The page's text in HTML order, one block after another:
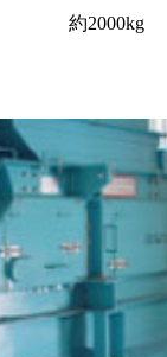
約2000kg